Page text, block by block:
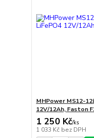
MHPower MS12-
12V/12Ah, Faston
1 250 Kč/ks
1 033 Kč bez DPH